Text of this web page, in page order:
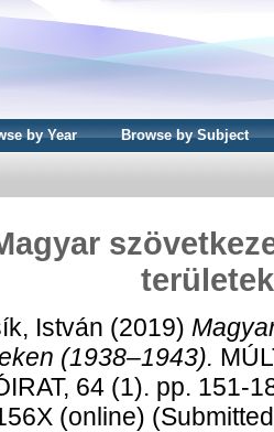
by Year Browse by Subject
István (2019)
(1938–1943).
64 (1). pp. 151-
(online)